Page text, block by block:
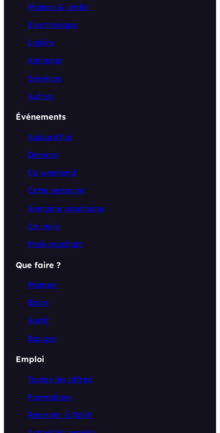
Maison & jardin
Electronique
Loisirs
Animaux
Services
Autres
Événements
Aujourd’hui
Demain
Ce weekend
Cette semaine
Semaine prochaine
Ce mois
Mois prochain
Que faire ?
Manger
Boire
Sortir
Bouger
Emploi
Toutes les offres
Formations
Recruter à Tahiti